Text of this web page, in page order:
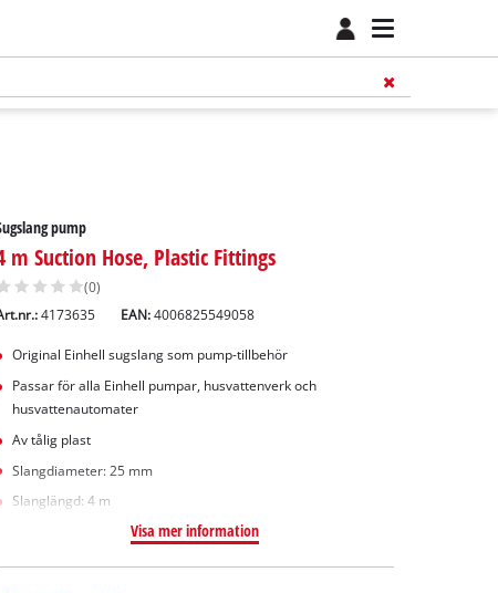
pump
m Suction Hose, Plastic Fittings
(0)
4173635 EAN:4006825549058
Original Einhell sugslang som pump-tillbehör
Passar för alla Einhell pumpar, husvattenverk och
husvattenautomater
Av tålig plast
Slangdiameter: 25 mm
Slanglängd: 4 m
Visa mer information